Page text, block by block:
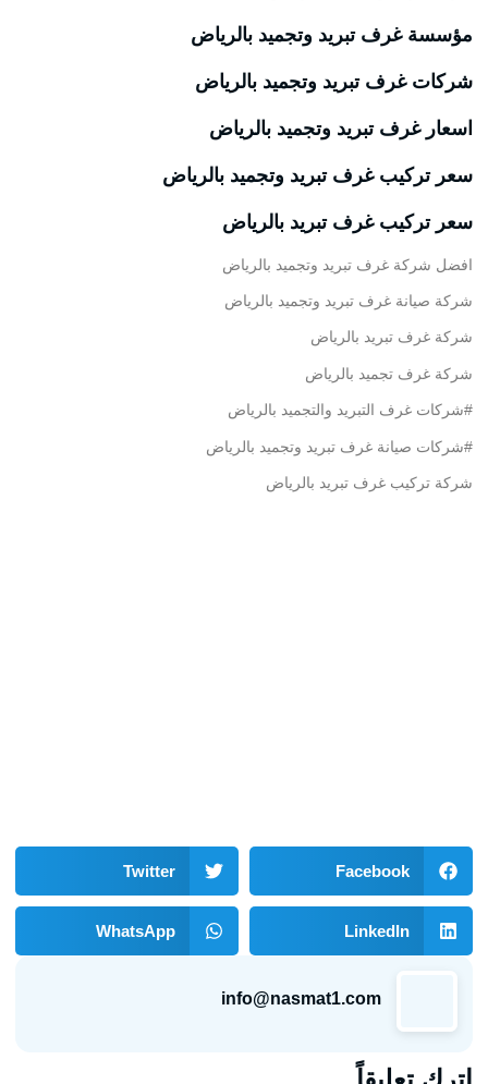
مؤسسة غرف تبريد وتجميد بالرياض
شركات غرف تبريد وتجميد بالرياض
اسعار غرف تبريد وتجميد بالرياض
سعر تركيب غرف تبريد وتجميد بالرياض
سعر تركيب غرف تبريد بالرياض
افضل شركة غرف تبريد وتجميد بالرياض
شركة صيانة غرف تبريد وتجميد بالرياض
شركة غرف تبريد بالرياض
شركة غرف تجميد بالرياض
#شركات غرف التبريد والتجميد بالرياض
#شركات صيانة غرف تبريد وتجميد بالرياض
شركة تركيب غرف تبريد بالرياض
Facebook
Twitter
LinkedIn
WhatsApp
info@nasmat1.com